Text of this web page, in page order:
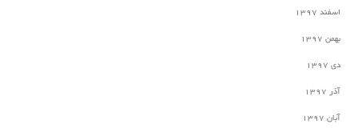
اسفند ۱۳۹۷
بهمن ۱۳۹۷
دی ۱۳۹۷
آذر ۱۳۹۷
آبان ۱۳۹۷